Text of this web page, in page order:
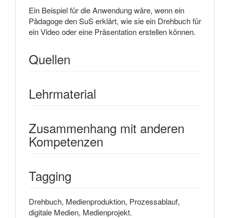
Ein Beispiel für die Anwendung wäre, wenn ein
Pädagoge den SuS erklärt, wie sie ein Drehbuch für
ein Video oder eine Präsentation erstellen können.
Quellen
Lehrmaterial
Zusammenhang mit anderen
Kompetenzen
Tagging
Drehbuch, Medienproduktion, Prozessablauf,
digitale Medien, Medienprojekt.